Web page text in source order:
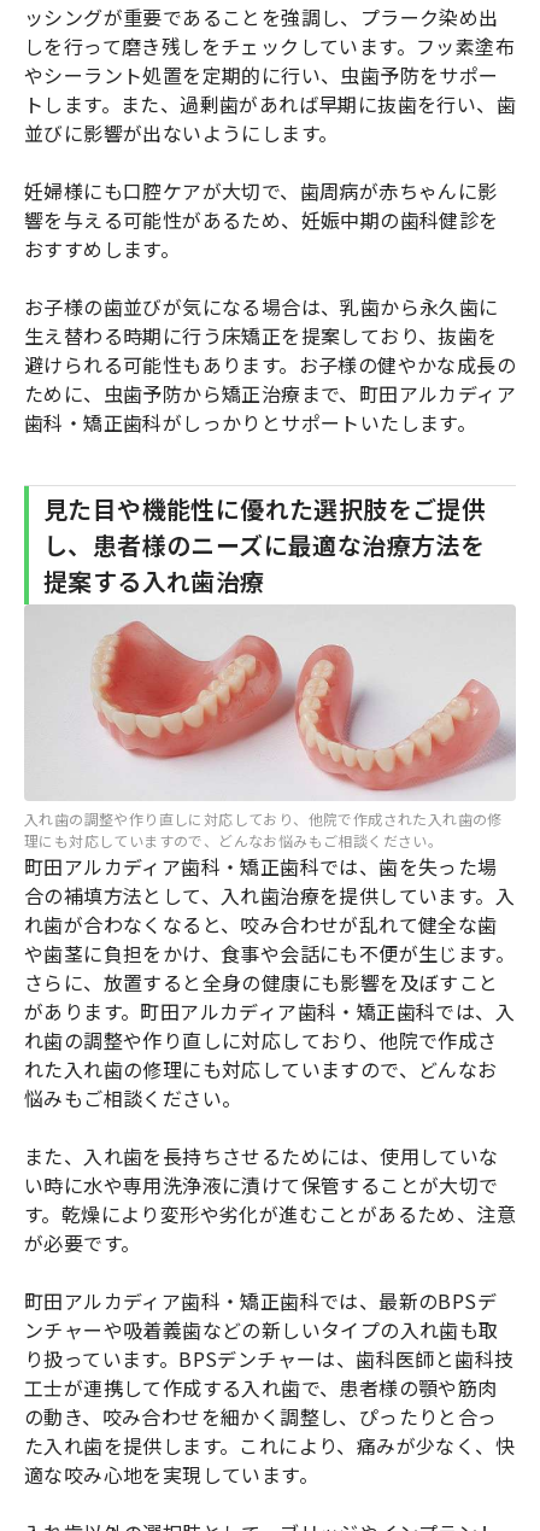
ッシングが重要であることを強調し、プラーク染め出
しを行って磨き残しをチェックしています。フッ素塗布
やシーラント処置を定期的に行い、虫歯予防をサポー
トします。また、過剰歯があれば早期に抜歯を行い、歯
並びに影響が出ないようにします。
妊婦様にも口腔ケアが大切で、歯周病が赤ちゃんに影
響を与える可能性があるため、妊娠中期の歯科健診を
おすすめします。
お子様の歯並びが気になる場合は、乳歯から永久歯に
生え替わる時期に行う床矯正を提案しており、抜歯を
避けられる可能性もあります。お子様の健やかな成長の
ために、虫歯予防から矯正治療まで、町田アルカディア
歯科・矯正歯科がしっかりとサポートいたします。
見た目や機能性に優れた選択肢をご提供
し、患者様のニーズに最適な治療方法を
提案する入れ歯治療
入れ歯の調整や作り直しに対応しており、他院で作成された入れ歯の修
理にも対応していますので、どんなお悩みもご相談ください。
町田アルカディア歯科・矯正歯科では、歯を失った場
合の補填方法として、入れ歯治療を提供しています。入
れ歯が合わなくなると、咬み合わせが乱れて健全な歯
や歯茎に負担をかけ、食事や会話にも不便が生じます。
さらに、放置すると全身の健康にも影響を及ぼすこと
があります。町田アルカディア歯科・矯正歯科では、入
れ歯の調整や作り直しに対応しており、他院で作成さ
れた入れ歯の修理にも対応していますので、どんなお
悩みもご相談ください。
また、入れ歯を長持ちさせるためには、使用していな
い時に水や専用洗浄液に漬けて保管することが大切で
す。乾燥により変形や劣化が進むことがあるため、注意
が必要です。
町田アルカディア歯科・矯正歯科では、最新のBPSデ
ンチャーや吸着義歯などの新しいタイプの入れ歯も取
り扱っています。BPSデンチャーは、歯科医師と歯科技
工士が連携して作成する入れ歯で、患者様の顎や筋肉
の動き、咬み合わせを細かく調整し、ぴったりと合っ
た入れ歯を提供します。これにより、痛みが少なく、快
適な咬み心地を実現しています。